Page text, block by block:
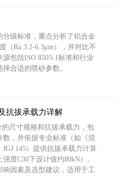
级标准，重点分析了铝合金
（Ra 3.2-6.3μm），并对比不
包括ISO 8503-1标准和行业
合适的喷砂参数。
抗拔承载力详解
尺寸规格和抗拔承载力，包
，并依据专业标准（如《混
145）提供抗拔承载力计算
度C30下设计值约80kN）。
响因素及选型建议，适用于工